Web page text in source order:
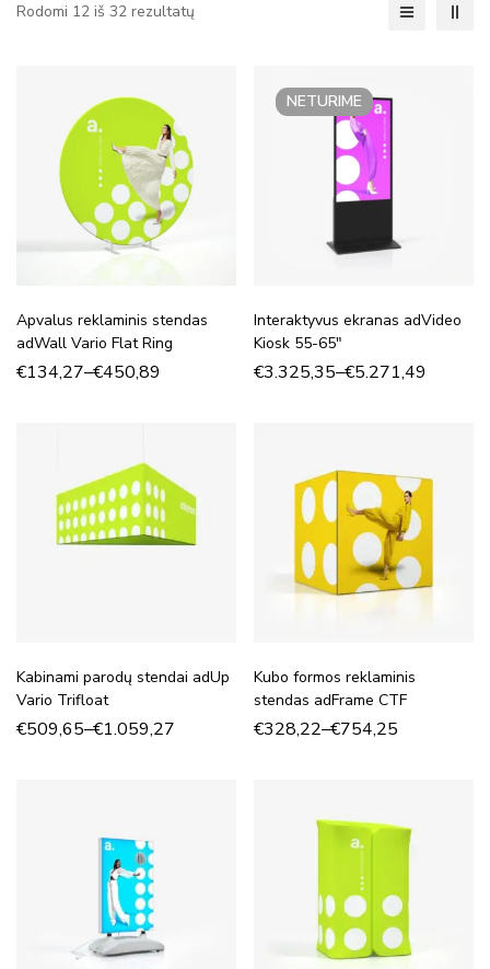
Rodomi 12 iš 32 rezultatų
Apvalus reklaminis stendas
adWall Vario Flat Ring
€134,27–€450,89
NETURIME
Interaktyvus ekranas adVideo
Kiosk 55-65″
€3.325,35–€5.271,49
Kabinami parodų stendai adUp
Vario Trifloat
€509,65–€1.059,27
Kubo formos reklaminis
stendas adFrame CTF
€328,22–€754,25